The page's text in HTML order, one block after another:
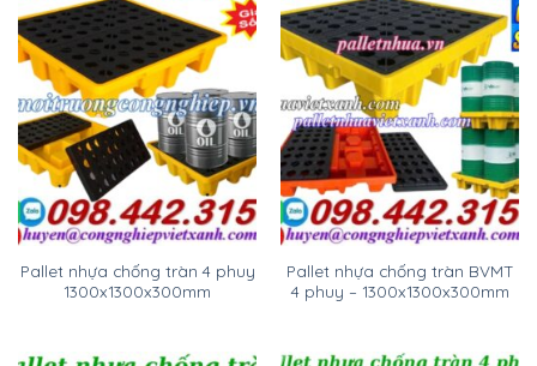
Pallet nhựa chống tràn 4 phuy
1300x1300x300mm
Pallet nhựa chống tràn BVMT
4 phuy – 1300x1300x300mm